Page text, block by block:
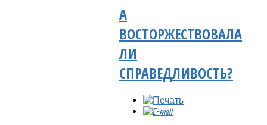
А
ВОСТОРЖЕСТВОВАЛА
ЛИ
СПРАВЕДЛИВОСТЬ?